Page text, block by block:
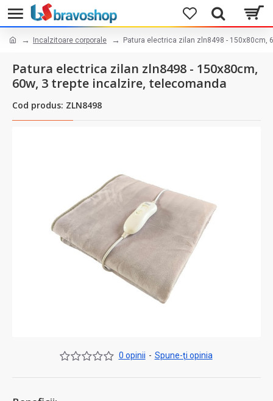
Incalzitoare corporale Patura electrica zilan zln8498 - 150x80cm,
Patura electrica zilan zln8498 - 150x80cm,
60w, 3 trepte incalzire, telecomanda
Cod produs: ZLN8498
0 opinii - Spune-ţi opinia